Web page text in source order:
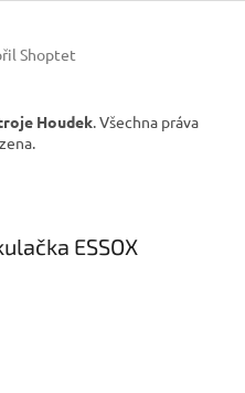
Shoptet
Houdek. Všechna práva
ESSOX